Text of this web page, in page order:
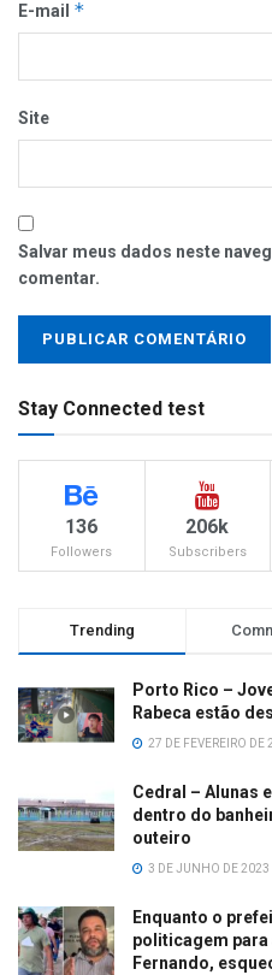
E-mail *
Site
Salvar meus dados neste
comentar.
Stay Connected test
136
Followers
206k
Subscribers
Trending
Porto Rico –
Rabeca estão
27 DE FEVEREIRO DE
Cedral – Alunas
dentro do
outeiro
3 DE JUNHO DE 2023
Enquanto o
politicagem
Fernando,